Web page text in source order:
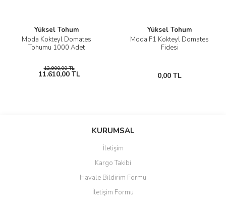
Yüksel Tohum
Moda Kokteyl Domates
Tohumu 1000 Adet
12.900,00 TL
11.610,00 TL
Yüksel Tohum
Moda F1 Kokteyl Domates
Fidesi
0,00 TL
KURUMSAL
İletişim
Kargo Takibi
Havale Bildirim Formu
İletişim Formu